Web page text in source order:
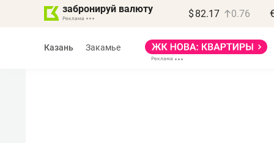
забронируй валюту $ 82.17 0.76
Казань Закамье